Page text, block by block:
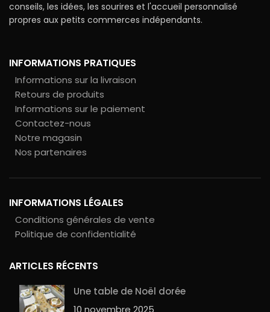
conseils, les idées, les sourires et l'accueil personnalisé
propres aux petits commerces indépendants.
INFORMATIONS PRATIQUES
Informations sur la livraison
Retours de produits
Informations sur le paiement
Contactez-nous
Notre magasin
Nos partenaires
INFORMATIONS LÉGALES
Conditions générales de vente
Politique de confidentialité
ARTICLES RÉCENTS
Une table de Noël dorée
10 novembre 2025